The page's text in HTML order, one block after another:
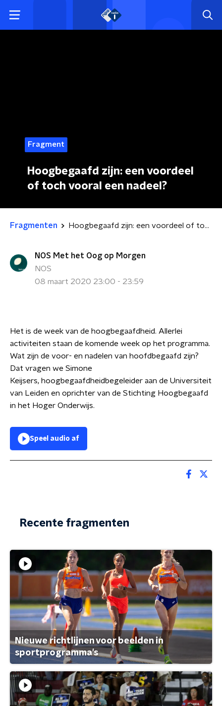
Fragment
Hoogbegaafd zijn: een voordeel
of toch vooral een nadeel?
Fragmenten Hoogbegaafd zijn: een voordeel of toch vooral een nadeel?
NOS Met het Oog op Morgen
NOS
08 maart 2020 23:00 - 23:59
Het is de week van de hoogbegaafdheid. Allerlei
activiteiten staan de komende week op het programma.
Wat zijn de voor- en nadelen van hoofdbegaafd zijn?
Dat vragen we Simone
Keijsers, hoogbegaafdheidbegeleider aan de Universiteit
van Leiden en oprichter van de Stichting Hoogbegaafd
in het Hoger Onderwijs.
Speel audio af
Recente fragmenten
Nieuwe richtlijnen voor beelden in
sportprogramma's